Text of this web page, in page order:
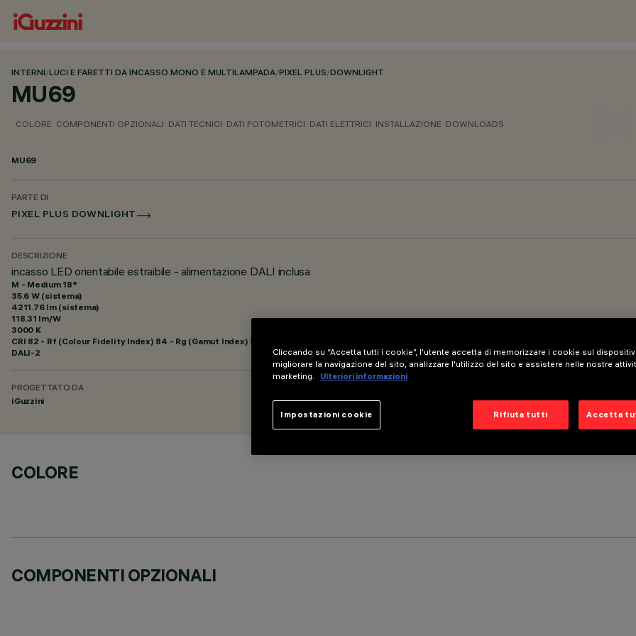
INTERNI/LUCI E FARETTI DA INCASSO MONO E MULTILAMPADA/PIXEL PLUS/DOWNLIGHT
MU69
COLORE COMPONENTI OPZIONALI DATI TECNICI DATI FOTOMETRICI DATI ELETTRICI INSTALLAZIONE DOWNLOADS
MU69
PARTE DI
PIXEL PLUS DOWNLIGHT
DESCRIZIONE
incasso LED orientabile estraibile - alimentazione DALI inclusa
M - Medium 18°
35.6 W (sistema)
4211.76 lm (sistema)
118.31 lm/W
3000 K
CRI 82 - Rf (Colour Fidelity Index) 84 - Rg (Gamut Index) 95
DALI-2
PROGETTATO DA
iGuzzini
COLORE
COMPONENTI OPZIONALI
Cliccando su “Accetta tutti i cookie”, l'utente accetta di memorizzare i cookie sul
migliorare la navigazione del sito, analizzare l'utilizzo del sito e assistere nelle nostre
marketing.
Ulteriori informazioni
Rifiuta tutti Accetta
Impostazioni cookie